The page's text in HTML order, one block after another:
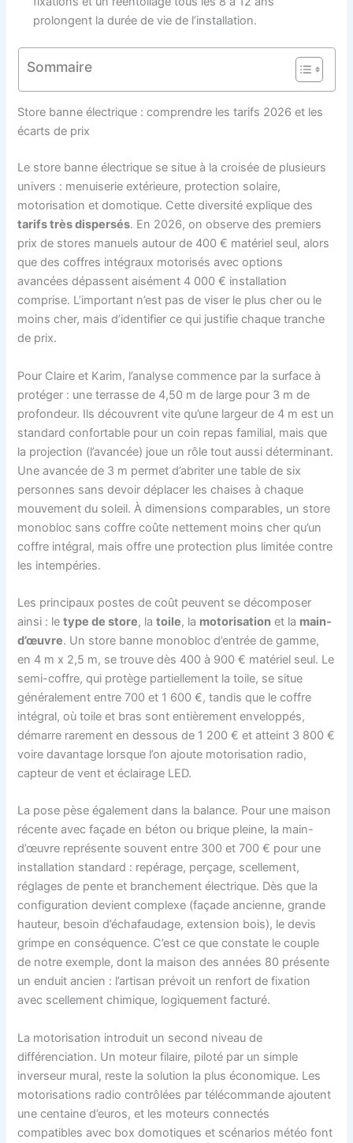
prolongent la durée de vie de l’installation.
Sommaire
Store banne électrique : comprendre les tarifs 2026 et les
écarts de prix
Le store banne électrique se situe à la croisée de plusieurs
univers : menuiserie extérieure, protection solaire,
motorisation et domotique. Cette diversité explique des
tarifs très dispersés. En 2026, on observe des premiers
prix de stores manuels autour de 400 € matériel seul, alors
que des coffres intégraux motorisés avec options
avancées dépassent aisément 4 000 € installation
comprise. L’important n’est pas de viser le plus cher ou le
moins cher, mais d’identifier ce qui justifie chaque tranche
de prix.
Pour Claire et Karim, l’analyse commence par la surface à
protéger : une terrasse de 4,50 m de large pour 3 m de
profondeur. Ils découvrent vite qu’une largeur de 4 m est un
standard confortable pour un coin repas familial, mais que
la projection (l’avancée) joue un rôle tout aussi déterminant.
Une avancée de 3 m permet d’abriter une table de six
personnes sans devoir déplacer les chaises à chaque
mouvement du soleil. À dimensions comparables, un store
monobloc sans coffre coûte nettement moins cher qu’un
coffre intégral, mais offre une protection plus limitée contre
les intempéries.
Les principaux postes de coût peuvent se décomposer
ainsi : letype de store, latoile, la motorisation et la main-
d’œuvre. Un store banne monobloc d’entrée de gamme,
en 4 m x 2,5 m, se trouve dès 400 à 900 € matériel seul. Le
semi-coffre, qui protège partiellement la toile, se situe
généralement entre 700 et 1 600 €, tandis que le coffre
intégral, où toile et bras sont entièrement enveloppés,
démarre rarement en dessous de 1 200 € et atteint 3 800 €
voire davantage lorsque l’on ajoute motorisation radio,
capteur de vent et éclairage LED.
La pose pèse également dans la balance. Pour une maison
récente avec façade en béton ou brique pleine, la main-
d’œuvre représente souvent entre 300 et 700 € pour une
installation standard : repérage, perçage, scellement,
réglages de pente et branchement électrique. Dès que la
configuration devient complexe (façade ancienne, grande
hauteur, besoin d’échafaudage, extension bois), le devis
grimpe en conséquence. C’est ce que constate le couple
de notre exemple, dont la maison des années 80 présente
un enduit ancien : l’artisan prévoit un renfort de fixation
avec scellement chimique, logiquement facturé.
La motorisation introduit un second niveau de
différenciation. Un moteur filaire, piloté par un simple
inverseur mural, reste la solution la plus économique. Les
motorisations radio contrôlées par télécommande ajoutent
une centaine d’euros, et les moteurs connectés
compatibles avec box domotiques et scénarios météo font